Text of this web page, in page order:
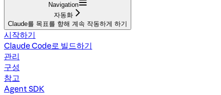
Navigation
자동화
Claude를 목표를 향해 계속 작동하게 하기
시작하기
Claude Code로 빌드하기
관리
구성
참고
Agent SDK